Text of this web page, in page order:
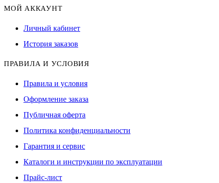
МОЙ АККАУНТ
Личный кабинет
История заказов
ПРАВИЛА И УСЛОВИЯ
Правила и условия
Оформление заказа
Публичная оферта
Политика конфиденциальности
Гарантия и сервис
Каталоги и инструкции по эксплуатации
Прайс-лист